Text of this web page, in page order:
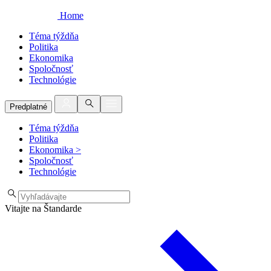
Home
Téma týždňa
Politika
Ekonomika
Spoločnosť
Technológie
Predplatné
Téma týždňa
Politika
Ekonomika >
Spoločnosť
Technológie
Vitajte na Štandarde